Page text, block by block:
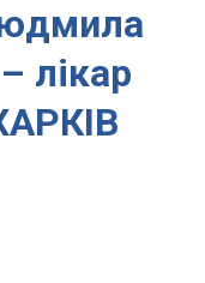
лікар